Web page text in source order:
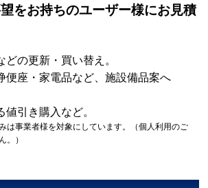
をお持ちのユーザー様にお見積
どの更新・買い替え。
便座・家電品など、施設備品案へ
値引き購入など。
は事業者様を対象にしています。（個人利用のご
。）